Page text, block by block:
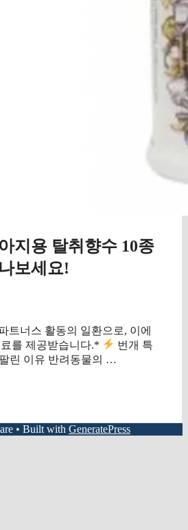
지용 탈취향수 10종
보세요!
트너스 활동의 일환으로, 이에
를 제공받습니다.*
번개 특
린 이유 반려동물의 …
• Built with GeneratePress